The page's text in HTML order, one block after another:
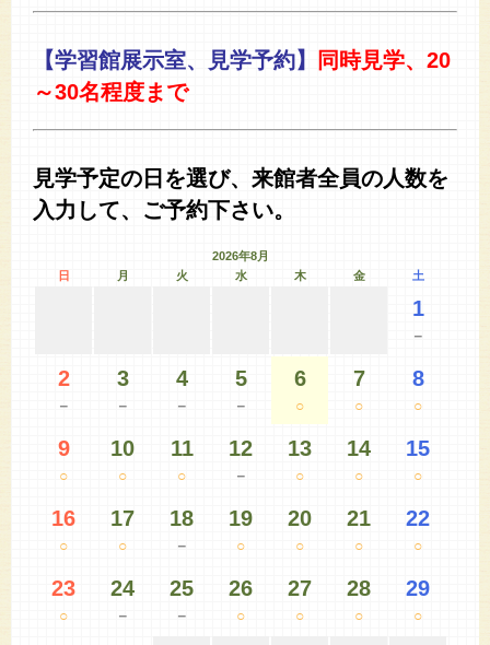
【学習館展示室、見学予約】
同時見学、20
～30名程度まで
見学予定の日を選び、来館者全員の人数を
入力して、ご予約下さい。
2026年8月
日
月 火 水 木 金 土
1
－
2
－
3
－
4
－
5
－
6
○
7
○
8
○
9
○
10
○
11
○
12
－
13
○
14
○
15
○
16
○
17
○
18
－
19
○
20
○
21
○
22
○
23
○
24
－
25
－
26
○
27
○
28
○
29
○